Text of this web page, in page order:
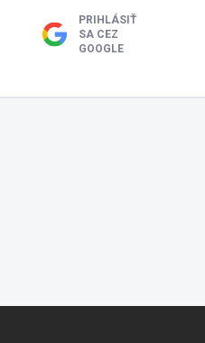
PRIHLÁSIŤ
SA CEZ
GOOGLE